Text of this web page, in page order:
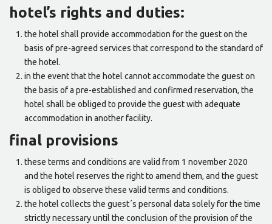
hotel’s rights and duties:
the hotel shall provide accommodation for the guest on the
basis of pre-agreed services that correspond to the standard of
the hotel.
in the event that the hotel cannot accommodate the guest on
the basis of a pre-established and confirmed reservation, the
hotel shall be obliged to provide the guest with adequate
accommodation in another facility.
final provisions
these terms and conditions are valid from 1 november 2020
and the hotel reserves the right to amend them, and the guest
is obliged to observe these valid terms and conditions.
the hotel collects the guest´s personal data solely for the time
strictly necessary until the conclusion of the provision of the